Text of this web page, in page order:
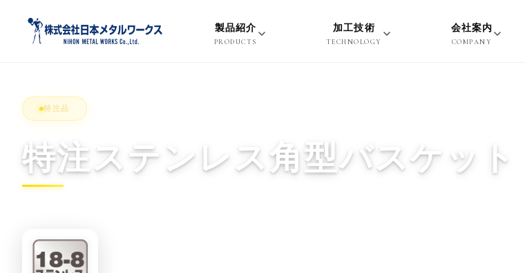
製品紹介
PRODUCTS
加工技術
TECHNOLOGY
会社案内
COMPANY
特注品
特注ステンレス角型バスケット